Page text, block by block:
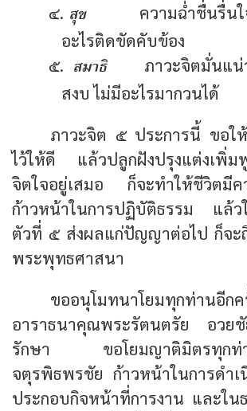
๔. สุข
ความฉ่ำชื่นรื่น
อะไรติดขัดคับข้อง
๕. สมาธิ
ภาวะจิตมั่นแ
สงบ ไม่มีอะไรมากวนได้
ภาวะจิต ๕ ประการนี้ ขอใ
ไว้ให้ดี แล้วปลูกฝังปรุงแต่งเพิ่ม
จิตใจอยู่เสมอ ก็จะทำให้ชีวิต
ก้าวหน้าในการปฏิบัติธรรม แล้ว
ตัวที่ ๕ ส่งผลแก่ปัญญาต่อไป ก็จะ
พระพุทธศาสนา
ขออนุโมทนาโยมทุกท่านอีก
อาราธนาคุณพระรัตนตรัย อวย
รักษา ขอโยมญาติมิตรทุกท่า
จตุรพิธพรชัย ก้าวหน้าในการดำ
ประกอบกิจหน้าที่การงาน และใ